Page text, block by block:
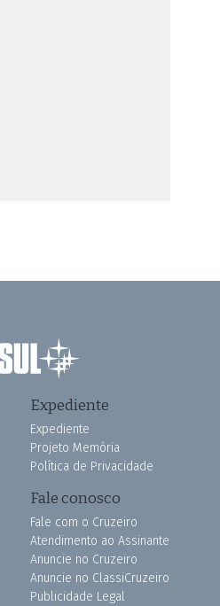
Expediente
Expediente
Projeto Memória
Política de Privacidade
Fale conosco
Fale com o Cruzeiro
Atendimento ao Assinante
Anuncie no Cruzeiro
Anuncie no ClassiCruzeiro
Publicidade Legal